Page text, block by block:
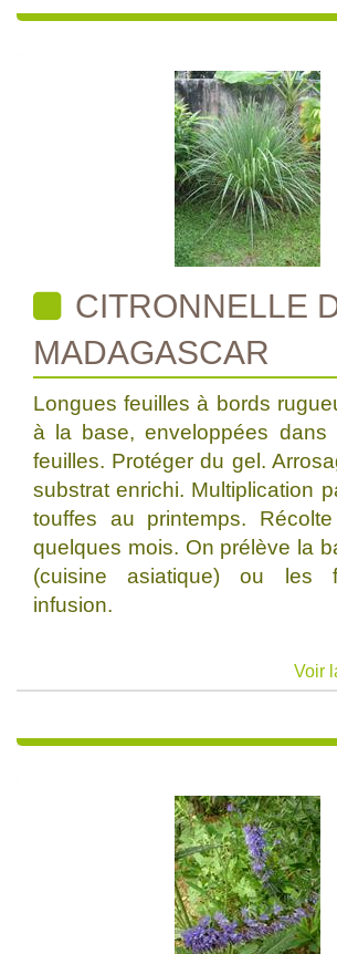
CITRONNELLE
MADAGASCAR
Longues feuilles à bords
à la base, enveloppées dans
feuilles. Protéger du gel.
substrat enrichi. Multiplication
touffes au printemps.
quelques mois. On prélève la
(cuisine asiatique) ou les
infusion.
Voir